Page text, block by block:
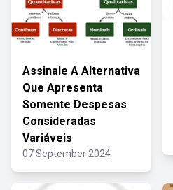
Assinale A Alternativa
Que Apresenta
Somente Despesas
Consideradas
Variáveis
07 September 2024